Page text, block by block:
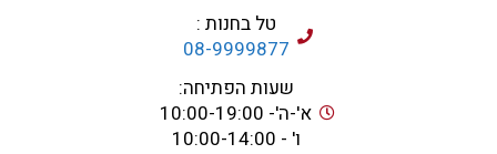
טל בחנות :
08-9999877
שעות הפתיחה:
א'-ה'- 10:00-19:00
ו' - 10:00-14:00